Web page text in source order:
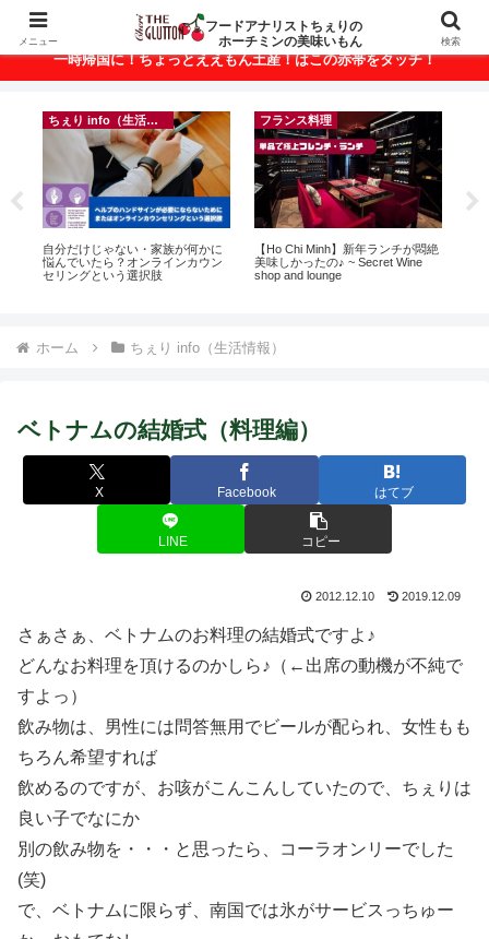
ベトナム・ホーチミンの美味いもんが満載！
一時帰国に！ちょっとええもん土産！はこの赤帯をタッチ！
ちぇり info（生活情報）
自分だけじゃない・家族が何かに
悩んでいたら？オンラインカウン
セリングという選択肢
フランス料理
【Ho Chi Minh】新年ランチが悶絶
美味しかったの♪ ~ Secret Wine
shop and lounge
ホーム ちぇり info（生活情報）
ベトナムの結婚式（料理編）
X Facebook はてブ
LINE コピー
2012.12.10 2019.12.09
さぁさぁ、ベトナムのお料理の結婚式ですよ♪
どんなお料理を頂けるのかしら♪（←出席の動機が不純で
すよっ）
飲み物は、男性には問答無用でビールが配られ、女性もも
ちろん希望すれば
飲めるのですが、お咳がこんこんしていたので、ちぇりは
良い子でなにか
別の飲み物を・・・と思ったら、コーラオンリーでした
(笑)
で、ベトナムに限らず、南国では氷がサービスっちゅー
メニュー
フードアナリストちぇりの
ホーチミンの美味いもん
検索